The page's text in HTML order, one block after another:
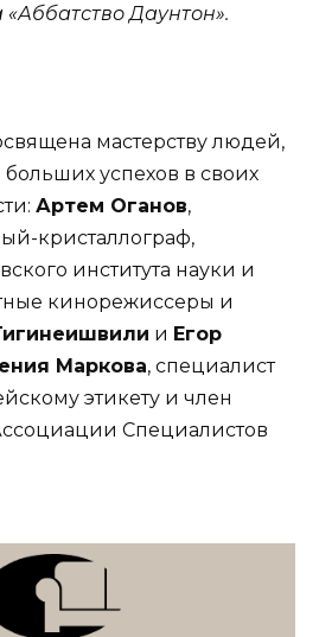
Даунтон».
мастерству людей,
успехов в своих
Артем Оганов,
кристаллограф,
института науки и
кинорежиссеры и
и Егор
Маркова, специалист
этикету и член
Специалистов